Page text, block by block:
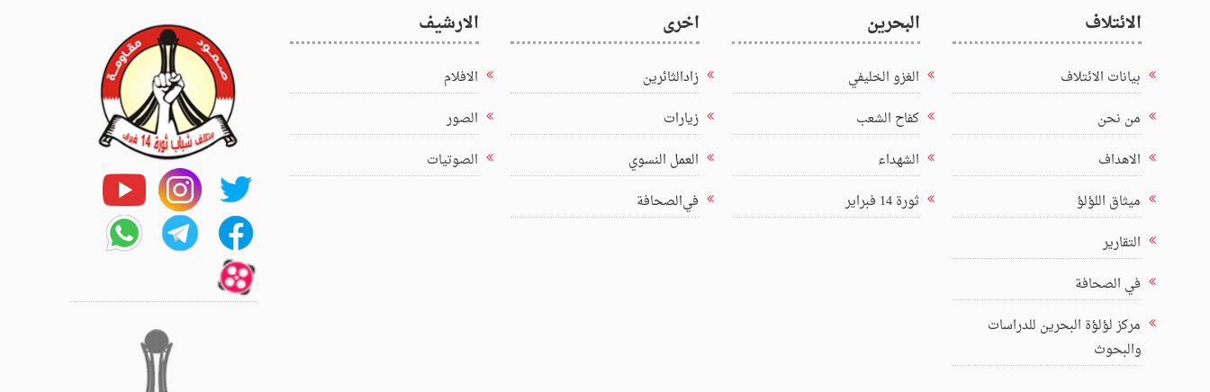
الائتلاف
بيانات الائتلاف
من نحن
الاهداف
ميثاق اللؤلؤ
التقارير
في الصحافة
مركز لؤلؤة البحرين للدراسات
والبحوث
البحرين
الغزو الخليفي
كفاح الشعب
الشهداء
ثورة 14 فبراير
اخرى
زادالثائرين
زيارات
العمل النسوي
في‌الصحافة
الارشيف
الافلام
الصور
الصوتيات